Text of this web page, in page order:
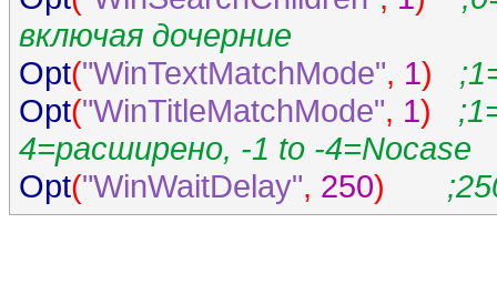
включая дочерние
Opt("WinTextMatchMode", 1)
Opt("WinTitleMatchMode", 1)
4=расширено, -1 to -4=Nocase
Opt("WinWaitDelay", 250)